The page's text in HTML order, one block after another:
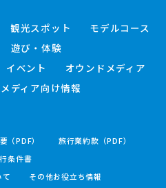
観光スポット
モデルコース
遊び・体験
イベント
オウンドメディア
メディア向け情報
（PDF）
旅行業約款（PDF）
条件書
その他お役立ち情報